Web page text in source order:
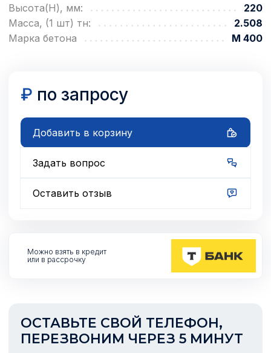
Высота(H), мм:
220
Масса, (1 шт) тн:
2.508
Марка бетона
М 400
₽ по запросу
Добавить в корзину
Задать вопрос
Оставить отзыв
Можно взять в кредит
или в рассрочку
ОСТАВЬТЕ СВОЙ ТЕЛЕФОН,
ПЕРЕЗВОНИМ ЧЕРЕЗ 5 МИНУТ